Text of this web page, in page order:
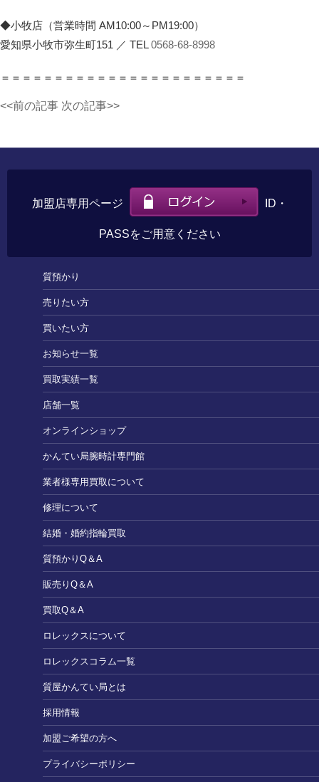
◆小牧店（営業時間 AM10:00～PM19:00）
愛知県小牧市弥生町151 ／ TEL0568-68-8998
＝＝＝＝＝＝＝＝＝＝＝＝＝＝＝＝＝＝＝＝＝＝＝
<<前の記事 次の記事>>
加盟店専用ページ ID・
PASSをご用意ください
質預かり
売りたい方
買いたい方
お知らせ一覧
買取実績一覧
店舗一覧
オンラインショップ
かんてい局腕時計専門館
業者様専用買取について
修理について
結婚・婚約指輪買取
質預かりQ＆A
販売りQ＆A
買取Q＆A
ロレックスについて
ロレックスコラム一覧
質屋かんてい局とは
採用情報
加盟ご希望の方へ
プライバシーポリシー